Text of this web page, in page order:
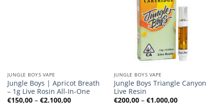
JUNGLE BOYS VAPE
Jungle Boys | Apricot Breath
– 1g Live Rosin All-In-One
€150,00 – €2.100,00Preisspanne:
JUNGLE BOYS VAPE
Jungle Boys Triangle Canyon
Live Resin
€200,00 – €1.000,00